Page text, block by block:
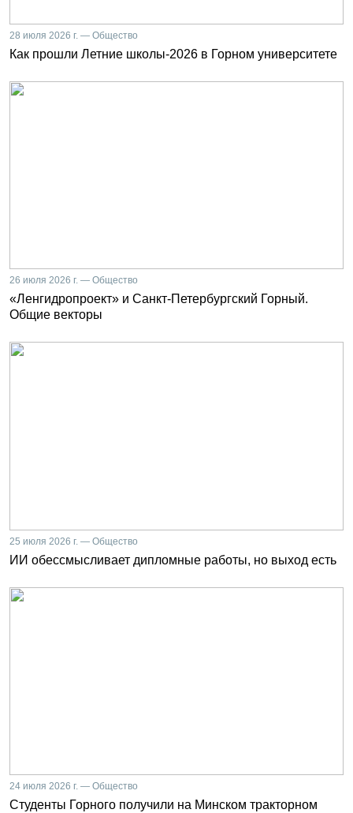
28 июля 2026 г. — Общество
Как прошли Летние школы-2026 в Горном университете
26 июля 2026 г. — Общество
«Ленгидропроект» и Санкт-Петербургский Горный.
Общие векторы
25 июля 2026 г. — Общество
ИИ обессмысливает дипломные работы, но выход есть
24 июля 2026 г. — Общество
Студенты Горного получили на Минском тракторном